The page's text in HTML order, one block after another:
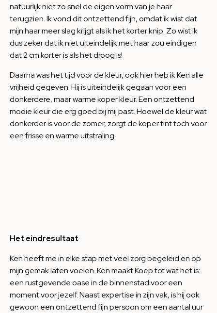
natuurlijk niet zo snel de eigen vorm van je haar
terugzien. Ik vond dit ontzettend fijn, omdat ik wist dat
mijn haar meer slag krijgt als ik het korter knip. Zo wist ik
dus zeker dat ik niet uiteindelijk met haar zou eindigen
dat 2 cm korter is als het droog is!
Daarna was het tijd voor de kleur, ook hier heb ik Ken alle
vrijheid gegeven. Hij is uiteindelijk gegaan voor een
donkerdere, maar warme koper kleur. Een ontzettend
mooie kleur die erg goed bij mij past. Hoewel de kleur wat
donkerder is voor de zomer, zorgt de koper tint toch voor
een frisse en warme uitstraling.
Het eindresultaat
Ken heeft me in elke stap met veel zorg begeleid en op
mijn gemak laten voelen. Ken maakt Koep tot wat het is:
een rustgevende oase in de binnenstad voor een
moment voor jezelf. Naast expertise in zijn vak, is hij ook
gewoon een ontzettend fijn persoon om een aantal uur